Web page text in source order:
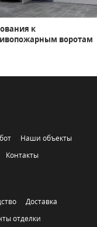
к
воротам
Наши объекты
Контакты
Доставка
отделки